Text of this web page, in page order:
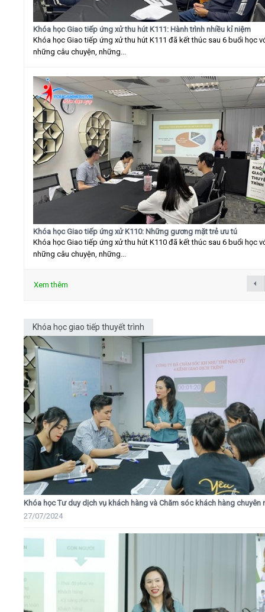
Khóa học Giao tiếp ứng xử thu hút K111: Hành trình nhiều kỉ niệm
Khóa học Giao tiếp ứng xử thu hút K111 đã kết thúc sau 6 buổi học
những câu chuyện, những...
Khóa học Giao tiếp ứng xử K110: Những gương mặt trẻ ưu tú
Khóa học Giao tiếp ứng xử thu hút K110 đã kết thúc sau 6 buổi học
những câu chuyện, những...
Xem thêm
Khóa học giao tiếp thuyết trình
Khóa học Tư duy dịch vụ khách hàng và Chăm sóc khách hàng chuyên
27/07/2024